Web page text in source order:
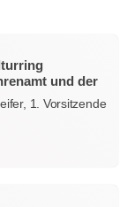
und der
1. Vorsitzende